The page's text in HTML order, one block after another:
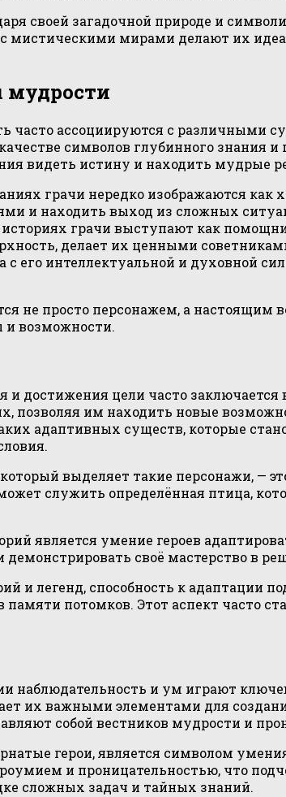
своей загадочной природе и
мистическими мирами делают их
мудрости
часто ассоциируются с различными
символов глубинного знания
видеть истину и находить мудрые
грачи нередко изображаются как
и находить выход из сложных
грачи выступают как
делает их ценными
с его интеллектуальной и духовной
не просто персонажем, а
и возможности.
и достижения цели часто
позволяя им находить новые
адаптивных существ, которые
выделяет такие персонажи, —
служить определённая птица,
является умение героев
демонстрировать своё мастерство в
и легенд, способность к адаптации
памяти потомков. Этот аспект часто
наблюдательность и ум играют
их важными элементами для
собой вестников мудрости и
герои, является символом
и проницательностью, что
сложных задач и тайных знаний.